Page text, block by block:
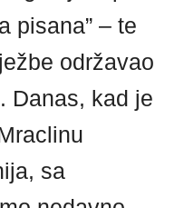
pisana” – te
održavao
Danas, kad je
sa